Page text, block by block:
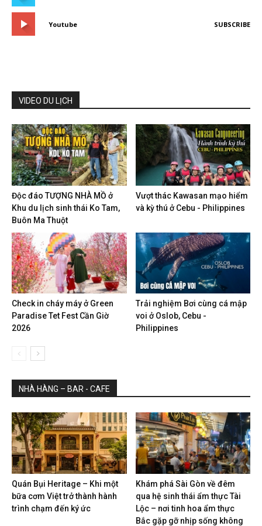
Youtube SUBSCRIBE
VIDEO DU LỊCH
Độc đáo TƯỢNG NHÀ MỒ ở
Khu du lịch sinh thái Ko Tam,
Buôn Ma Thuột
Vượt thác Kawasan mạo hiểm
và kỳ thú ở Cebu - Philippines
Check in cháy máy ở Green
Paradise Tet Fest Cần Giờ
2026
Trải nghiệm Bơi cùng cá mập
voi ở Oslob, Cebu -
Philippines
NHÀ HÀNG – BAR - CAFE
Quán Bụi Heritage – Khi một
bữa cơm Việt trở thành hành
trình chạm đến ký ức
Khám phá Sài Gòn về đêm
qua hệ sinh thái ẩm thực Tài
Lộc – nơi tinh hoa ẩm thực
Bắc gặp gỡ nhịp sống không